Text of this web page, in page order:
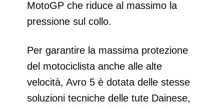
MotoGP che riduce al massimo la
pressione sul collo.
Per garantire la massima protezione
del motociclista anche alle alte
velocità, Avro 5 è dotata delle stesse
soluzioni tecniche delle tute Dainese,